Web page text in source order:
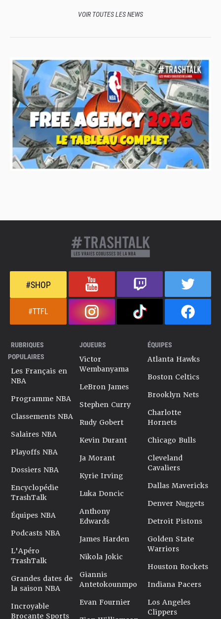
VOIR TOUTES LES NEWS
#SHOP
#TTFL
RUBRIQUES
POPULAIRES
Les Français en
NBA
Programme NBA
Classements NBA
Salaires NBA
Playoffs NBA
Dossiers NBA
Encyclopédie
TrashTalk
Équipes NBA
Podcasts NBA
L'Apéro
TrashTalk
Grandes dates de
la saison NBA
Incroyable
Brocante Sports
JOUEURS
Victor
Wembanyama
LeBron James
Stephen Curry
Rudy Gobert
Kevin Durant
Ja Morant
Kyrie Irving
Luka Doncic
Anthony
Edwards
James Harden
Nikola Jokic
Giannis
Antetokounmpo
Evan Fournier
ÉQUIPES
Atlanta Hawks
Boston Celtics
Brooklyn Nets
Charlotte
Hornets
Chicago Bulls
Cleveland
Cavaliers
Dallas Mavericks
Denver Nuggets
Detroit Pistons
Golden State
Warriors
Houston Rockets
Indiana Pacers
Los Angeles
Clippers